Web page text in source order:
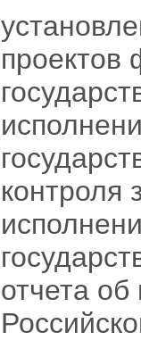
проектов
контроля
отчета